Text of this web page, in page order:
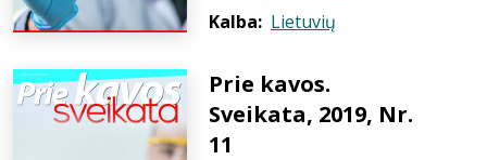
Kalba: Lietuvių
Prie kavos.
Sveikata, 2019, Nr.
11